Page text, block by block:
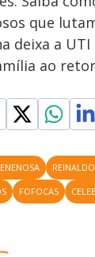
a
y
V
i
d
que
deixa a
ao
FOFOCAS